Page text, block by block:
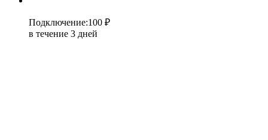
Подключение:100 ₽
в течение 3 дней